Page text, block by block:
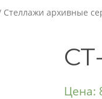
Стеллажи архивные
Цена: